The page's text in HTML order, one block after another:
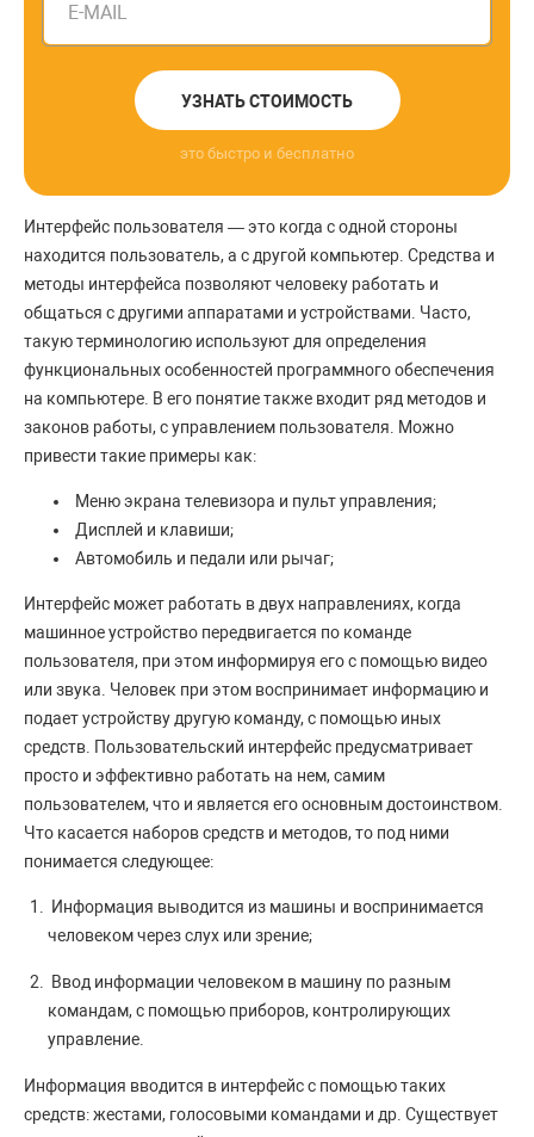
E-MAIL
УЗНАТЬ СТОИМОСТЬ
это быстро и бесплатно
Интерфейс пользователя — это когда с одной стороны
находится пользователь, а с другой компьютер. Средства и
методы интерфейса позволяют человеку работать и
общаться с другими аппаратами и устройствами. Часто,
такую терминологию используют для определения
функциональных особенностей программного обеспечения
на компьютере. В его понятие также входит ряд методов и
законов работы, с управлением пользователя. Можно
привести такие примеры как:
Меню экрана телевизора и пульт управления;
Дисплей и клавиши;
Автомобиль и педали или рычаг;
Интерфейс может работать в двух направлениях, когда
машинное устройство передвигается по команде
пользователя, при этом информируя его с помощью видео
или звука. Человек при этом воспринимает информацию и
подает устройству другую команду, с помощью иных
средств. Пользовательский интерфейс предусматривает
просто и эффективно работать на нем, самим
пользователем, что и является его основным достоинством.
Что касается наборов средств и методов, то под ними
понимается следующее:
Информация выводится из машины и воспринимается
человеком через слух или зрение;
Ввод информации человеком в машину по разным
командам, с помощью приборов, контролирующих
управление.
Информация вводится в интерфейс с помощью таких
средств: жестами, голосовыми командами и др. Существует